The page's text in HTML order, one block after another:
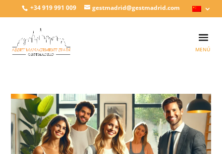
+34 919 991 009 gestmadrid@gestmadrid.com